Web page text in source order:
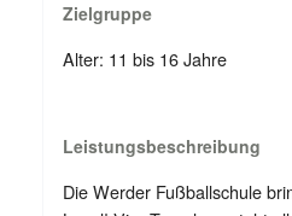
Zielgruppe
Alter: 11 bis 16 Jahre
Leistungsbeschreibung
Die Werder Fußballschule